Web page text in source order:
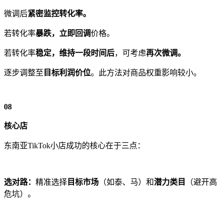
微调后紧密监控转化率。
若转化率暴跌， 立即回调价格。
若转化率稳定，维持一段时间后，可考虑再次微调。
逐步调整至 目标利润价位。此方法对商品权重影响较小。
08
核心店
东南亚TikTok小店成功的核心在于三点：
选对路： 精准选择 目标市场 （如泰、马）和潜力类目
（避开高
危坑）。